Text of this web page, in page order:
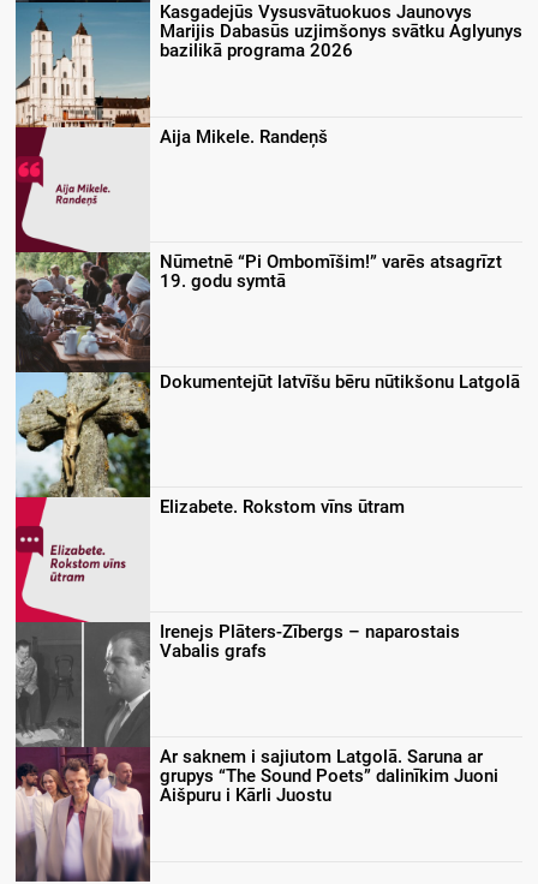
Kasgadejūs Vysusvātuokuos Jaunovys
Marijis Dabasūs uzjimšonys svātku Aglyunys
bazilikā programa 2026
Aija Mikele. Randeņš
Nūmetnē “Pi Ombomīšim!” varēs atsagrīzt
19. godu symtā
Dokumentejūt latvīšu bēru nūtikšonu Latgolā
Elizabete. Rokstom vīns ūtram
Irenejs Plāters-Zībergs – naparostais
Vabalis grafs
Ar saknem i sajiutom Latgolā. Saruna ar
grupys “The Sound Poets” dalinīkim Juoni
Aišpuru i Kārli Juostu